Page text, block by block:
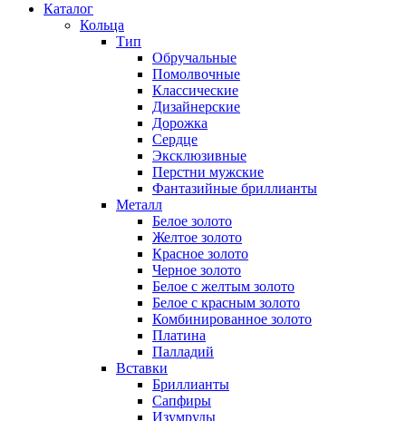
Каталог
Кольца
Тип
Обручальные
Помолвочные
Классические
Дизайнерские
Дорожка
Сердце
Эксклюзивные
Перстни мужские
Фантазийные бриллианты
Металл
Белое золото
Желтое золото
Красное золото
Черное золото
Белое с желтым золото
Белое с красным золото
Комбинированное золото
Платина
Палладий
Вставки
Бриллианты
Сапфиры
Изумруды